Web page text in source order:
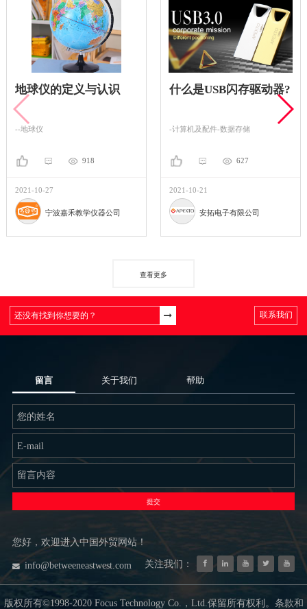
地球仪的定义与认识
--地球仪
918
2021-10-27
宁波嘉禾教学仪器公司
什么是USB闪存驱动器?
-计算机及配件-数据存储
627
2021-10-21
安拓电子有限公司
查看更多
联系我们
留言 关于我们 帮助
提交
您好，欢迎进入中国外贸网站！
info@betweeneastwest.com 关注我们：
版权所有©1998-2020 Focus Technology Co.，Ltd.保留所有权利。条款和